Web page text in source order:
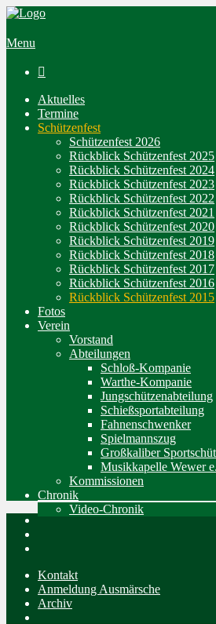
Menu

Aktuelles
Termine
Schützenfest
Schützenfest 2026
Rückblick Schützenfest 2025
Rückblick Schützenfest 2024
Rückblick Schützenfest 2023
Rückblick Schützenfest 2022
Rückblick Schützenfest 2021
Rückblick Schützenfest 2020
Rückblick Schützenfest 2019
Rückblick Schützenfest 2018
Rückblick Schützenfest 2017
Rückblick Schützenfest 2016
Rückblick Schützenfest 2015
Fotos
Verein
Vorstand
Abteilungen
Schloß-Kompanie
Warthe-Kompanie
Jungschützenabteilung
Schießsportabteilung
Fahnenschwenker
Spielmannszug
Großkaliber
Musikkapelle Wewer
Kommissionen
Chronik
Video-Chronik
Kontakt
Anmeldung Ausmärsche
Archiv